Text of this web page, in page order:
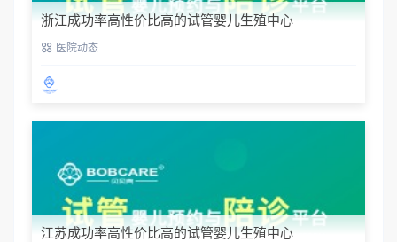
浙江成功率高性价比高的试管婴儿生殖中心
医院动态
江苏成功率高性价比高的试管婴儿生殖中心